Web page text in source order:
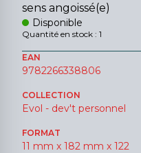
sens angoissé(e)
Disponible
Quantité en stock : 1
EAN
9782266338806
COLLECTION
Evol - dev't personnel
FORMAT
11 mm x 182 mm x 122